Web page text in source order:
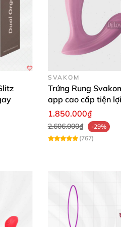
bạn bè rất nhiều lần rồi!”
Đặt mua ngay hôm
SVAKOM
Trứng Rung
app cao cấp tiện lợi
1.850.000₫
2.606.000₫
-29%
(767)